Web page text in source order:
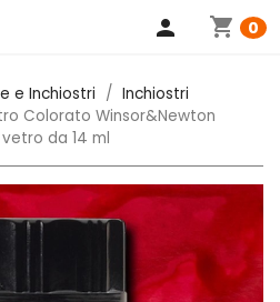
shopping_cart 0
person
e Inchiostri
Inchiostri
Colorato Winsor&Newton
da 14 ml